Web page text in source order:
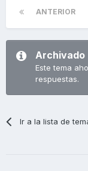
ANTERIOR
Archivado
Este tema
respuestas.
Ir a la lista de